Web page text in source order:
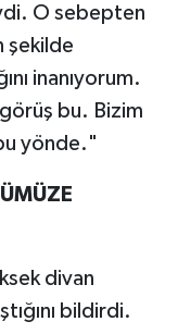
O sebepten
şekilde
inanıyorum.
bu. Bizim
yönde."
divan
bildirdi.